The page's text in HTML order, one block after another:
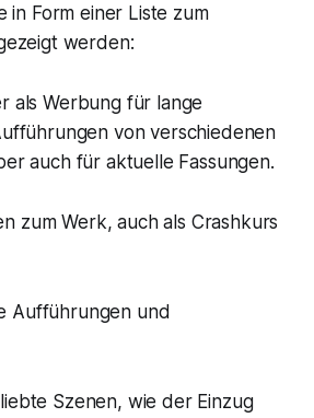
in Form einer Liste zum
werden:
Werbung für lange
von verschiedenen
auch für aktuelle Fassungen.
Werk, auch als Crashkurs
und
Szenen, wie der Einzug